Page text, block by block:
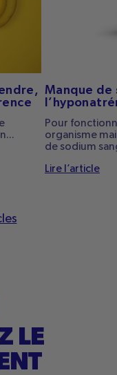
Manque de
Pour
organisme
de sodium
Lire l’article
LE